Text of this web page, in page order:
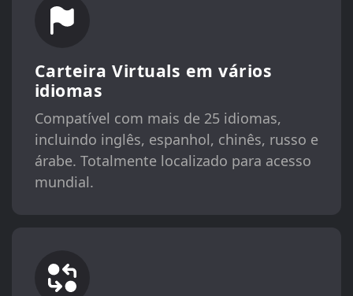
Carteira Virtuals em vários
idiomas
Compatível com mais de 25 idiomas,
incluindo inglês, espanhol, chinês, russo e
árabe. Totalmente localizado para acesso
mundial.